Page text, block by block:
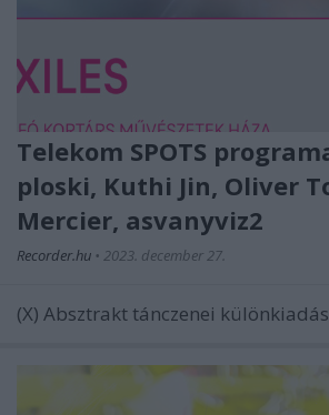
Telekom SPOTS
ploski, Kuthi Jin, Oliver
Mercier, asvanyviz2
Recorder.hu • 2023. december 27.
(X) Absztrakt tánczenei